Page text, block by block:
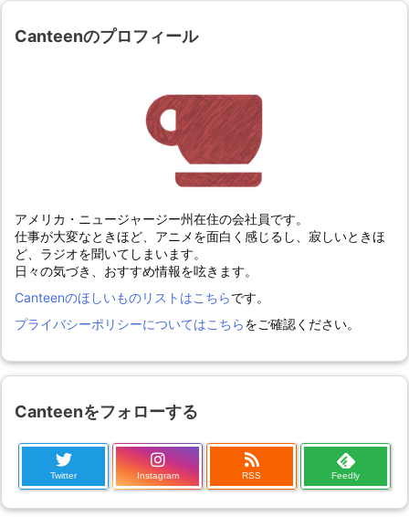
Canteenのプロフィール
アメリカ・ニュージャージー州在住の会社員です。
仕事が大変なときほど、アニメを面白く感じるし、寂しいときほ
ど、ラジオを聞いてしまいます。
日々の気づき、おすすめ情報を呟きます。
Canteenのほしいものリストはこちらです。
プライバシーポリシーについてはこちらをご確認ください。
Canteenをフォローする
Twitter Instagram RSS Feedly